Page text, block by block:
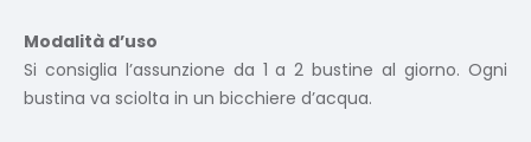
Modalità d’uso
Si consiglia l’assunzione da 1 a 2 bustine al giorno. Ogni
bustina va sciolta in un bicchiere d’acqua.